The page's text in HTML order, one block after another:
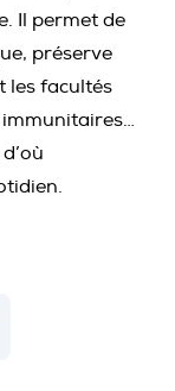
Il permet de
préserve
les facultés
immunitaires…